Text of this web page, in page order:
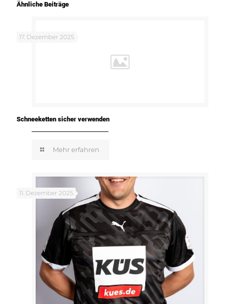
Ähnliche Beiträge
17. Dezember 2025
Schneeketten sicher verwenden
Mehr erfahren
11. Dezember 2025